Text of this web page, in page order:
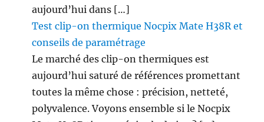
aujourd’hui dans […]
Test clip-on thermique Nocpix Mate H38R et
conseils de paramétrage
Le marché des clip-on thermiques est
aujourd’hui saturé de références promettant
toutes la même chose : précision, netteté,
polyvalence. Voyons ensemble si le Nocpix